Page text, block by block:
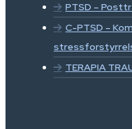
PTSD –
C-PTSD –
TERAPIA